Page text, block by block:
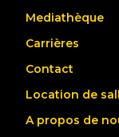
Mediathèque
Carrières
Contact
Location de
A propos de